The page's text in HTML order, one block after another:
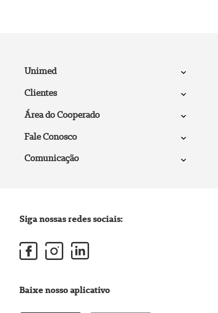
Unimed
Clientes
Área do Cooperado
Fale Conosco
Comunicação
Siga nossas redes sociais:
Baixe nosso aplicativo